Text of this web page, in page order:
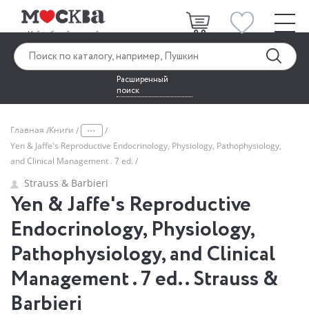
Расширенный
поиск
Главная Книги ...
Yen & Jaffe's Reproductive Endocrinology, Physiology, Pathophysiology,
and Clinical Management . 7 ed.
Strauss & Barbieri
Yen & Jaffe's Reproductive
Endocrinology, Physiology,
Pathophysiology, and Clinical
Management . 7 ed.. Strauss &
Barbieri